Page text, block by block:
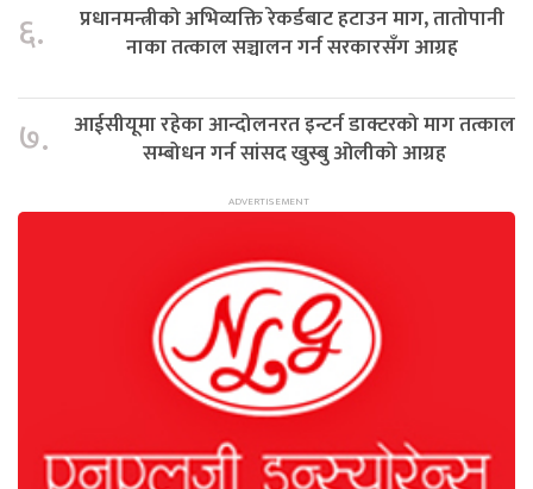
६.
प्रधानमन्त्रीको अभिव्यक्ति रेकर्डबाट हटाउन माग, तातोपानी
नाका तत्काल सञ्चालन गर्न सरकारसँग आग्रह
७.
आईसीयूमा रहेका आन्दोलनरत इन्टर्न डाक्टरको माग तत्काल
सम्बोधन गर्न सांसद खुस्बु ओलीको आग्रह